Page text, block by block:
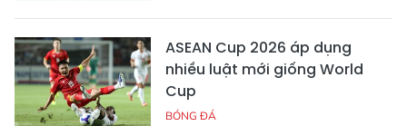
ASEAN Cup 2026 áp dụng
nhiều luật mới giống World
Cup
BÓNG ĐÁ